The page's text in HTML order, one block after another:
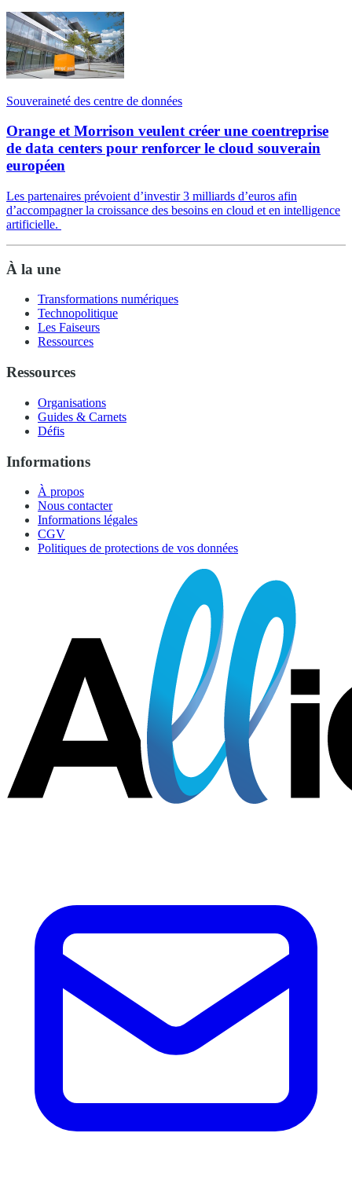
Souveraineté des centre de données
Orange et Morrison veulent créer une coentreprise
de data centers pour renforcer le cloud souverain
européen
Les partenaires prévoient d’investir 3 milliards d’euros afin
d’accompagner la croissance des besoins en cloud et en intelligence
artificielle.
À la une
Transformations numériques
Technopolitique
Les Faiseurs
Ressources
Ressources
Organisations
Guides & Carnets
Défis
Informations
À propos
Nous contacter
Informations légales
CGV
Politiques de protections de vos données